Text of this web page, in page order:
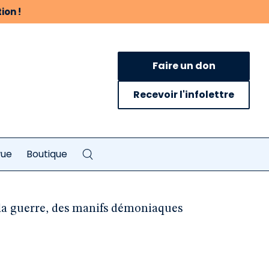
!
Faire un don
Recevoir l'infolettre
Boutique
guerre, des manifs démoniaques